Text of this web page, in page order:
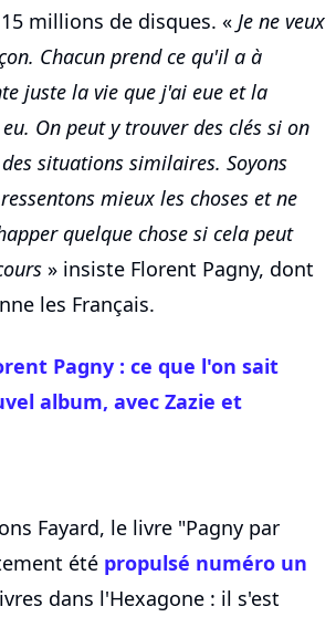
millions de disques. « Je ne veux
Chacun prend ce qu'il a à
juste la vie que j'ai eue et la
On peut y trouver des clés si on
situations similaires. Soyons
mieux les choses et ne
quelque chose si cela peut
» insiste Florent Pagny, dont
les Français.
Pagny : ce que l'on sait
album, avec Zazie et
Fayard, le livre "Pagny par
été propulsé numéro un
dans l'Hexagone : il s'est